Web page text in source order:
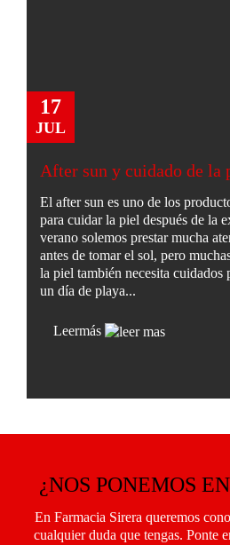
17
JUL
After sun y cuidado de la
El after sun es uno de los
para cuidar la piel después de la
verano solemos prestar mucha
antes de tomar el sol, pero
la piel también necesita cuidados
un día de playa...
Leermás
¿NOS PONEMOS
En Farmacia Sirera queremos
cualquier duda que tengas. Ponte